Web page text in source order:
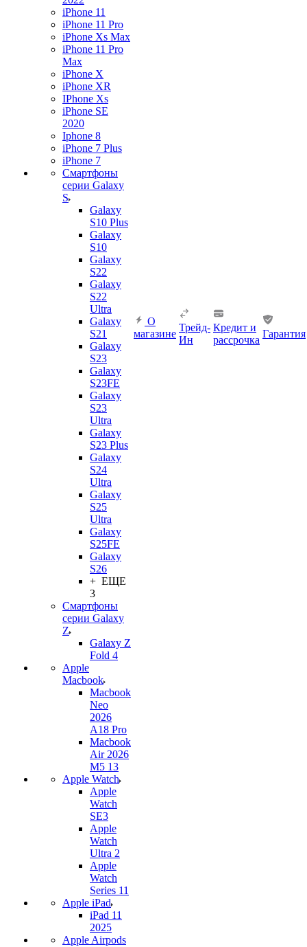
iPhone 11
iPhone 11 Pro
iPhone Xs Max
iPhone 11 Pro
Max
iPhone X
iPhone XR
IPhone Xs
iPhone SE
2020
Iphone 8
iPhone 7 Plus
iPhone 7
Смартфоны
серии Galaxy
S
Galaxy
S10 Plus
Galaxy
S10
Galaxy
S22
Galaxy
S22
Ultra
Galaxy
S21
Galaxy
S23
Galaxy
S23FE
Galaxy
S23
Ultra
Galaxy
S23 Plus
Galaxy
S24
Ultra
Galaxy
S25
Ultra
Galaxy
S25FE
Galaxy
S26
+ ЕЩЕ
3
Смартфоны
серии Galaxy
Z
Galaxy Z
Fold 4
Apple
Macbook
Macbook
Neo
2026
A18 Pro
Macbook
Air 2026
M5 13
Apple Watch
Apple
Watch
SE3
Apple
Watch
Ultra 2
Apple
Watch
Series 11
Apple iPad
iPad 11
2025
Apple Airpods
О
магазине
Трейд-
Ин
Кредит и
рассрочка
Гарантия